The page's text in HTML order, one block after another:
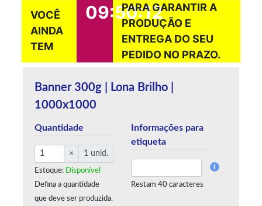
VOCÊ
AINDA
TEM
09:50:12
PARA GARANTIR A
PRODUÇÃO E
ENTREGA DO SEU
PEDIDO NO PRAZO.
Banner 300g | Lona Brilho |
1000x1000
Quantidade
× 1 unid.
Estoque:
Disponível
Defina a quantidade
que deve ser produzida.
Informações para
etiqueta
Restam 40 caracteres